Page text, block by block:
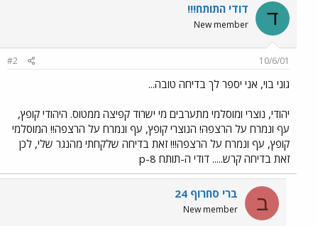
ד דודי התותח!!!
New member
10/6/01
#2
גוני בוי, אני יספר לך בדיחה טובה...
יהודי, נוצרי ומוסלמי מתערבים מי ישרוד קפיצה ממטוס. היהודי קופץ,
עף ונמרח על הרצפה! הנוצרי קופץ, עף ונמרח על הרצפה!! המוסלמי
קופץ, עף ונמרח על הרצפה!!! זאת בדיחה שלקחתי מהנגר שלי, לכן
זאת בדיחה קרש..... דודי ה-תותח 8-p
ב ברי סחרוף 24
New member